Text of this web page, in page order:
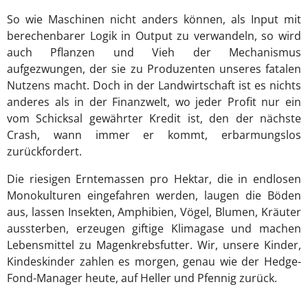
So wie Maschinen nicht anders können, als Input mit
berechenbarer Logik in Output zu verwandeln, so wird
auch Pflanzen und Vieh der Mechanismus
aufgezwungen, der sie zu Produzenten unseres fatalen
Nutzens macht. Doch in der Landwirtschaft ist es nichts
anderes als in der Finanzwelt, wo jeder Profit nur ein
vom Schicksal gewährter Kredit ist, den der nächste
Crash, wann immer er kommt, erbarmungslos
zurückfordert.
Die riesigen Erntemassen pro Hektar, die in endlosen
Monokulturen eingefahren werden, laugen die Böden
aus, lassen Insekten, Amphibien, Vögel, Blumen, Kräuter
aussterben, erzeugen giftige Klimagase und machen
Lebensmittel zu Magenkrebsfutter. Wir, unsere Kinder,
Kindeskinder zahlen es morgen, genau wie der Hedge-
Fond-Manager heute, auf Heller und Pfennig zurück.